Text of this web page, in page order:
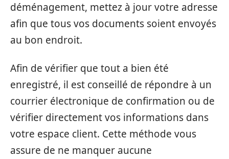
déménagement, mettez à jour votre adresse
afin que tous vos documents soient envoyés
au bon endroit.
Afin de vérifier que tout a bien été
enregistré, il est conseillé de répondre à un
courrier électronique de confirmation ou de
vérifier directement vos informations dans
votre espace client. Cette méthode vous
assure de ne manquer aucune